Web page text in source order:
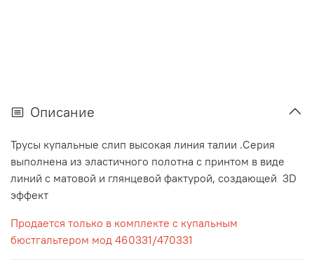
Описание
Трусы купальные слип высокая линия талии .Серия
выполнена из эластичного полотна с принтом в виде
линий с матовой и глянцевой фактурой, создающей 3D
эффект
Продается только в комплекте с купальным
бюстгальтером мод 460331/470331